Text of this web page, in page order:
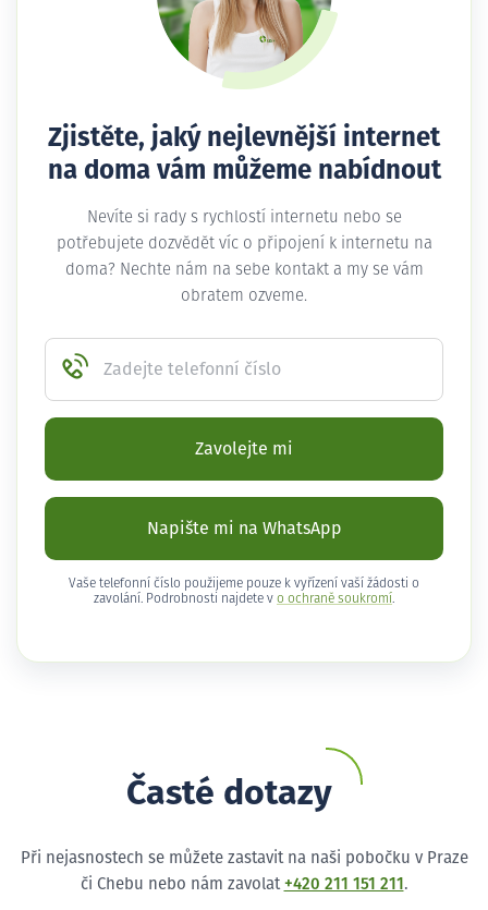
Zjistěte, jaký nejlevnější internet
na doma vám můžeme nabídnout
Nevíte si rady s rychlostí internetu nebo se
potřebujete dozvědět víc o připojení k internetu na
doma? Nechte nám na sebe kontakt a my se vám
obratem ozveme.
Zadejte telefonní číslo
Zavolejte mi
Napište mi na WhatsApp
Vaše telefonní číslo použijeme pouze k vyřízení vaší žádosti o
zavolání. Podrobnosti najdete v o ochraně soukromí .
Časté dotazy
Při nejasnostech se můžete zastavit na naši pobočku v Praze
či Chebu nebo nám zavolat +420 211 151 211 .